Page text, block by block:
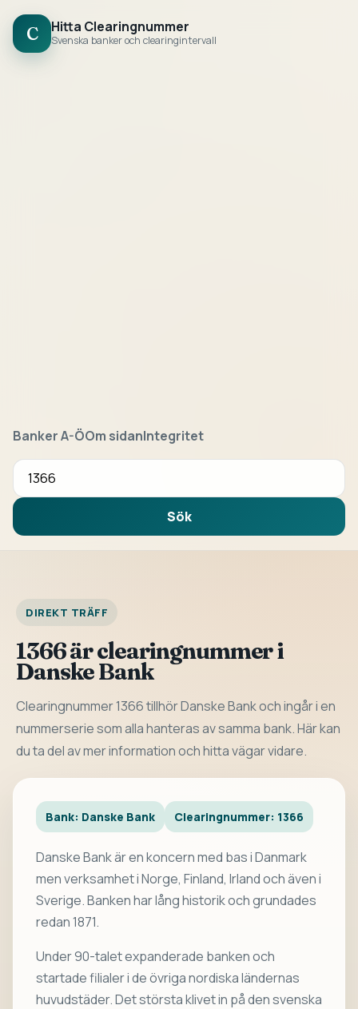
C Hitta Clearingnummer
Svenska banker och clearingintervall
Banker A-ÖOm sidanIntegritet
Sök bank eller clearingnummer
Sök
DIREKT TRÄFF
1366 är clearingnummer i
Danske Bank
Clearingnummer 1366 tillhör Danske Bank och ingår i en
nummerserie som alla hanteras av samma bank. Här kan
du ta del av mer information och hitta vägar vidare.
Bank: Danske Bank Clearingnummer: 1366
Danske Bank är en koncern med bas i Danmark
men verksamhet i Norge, Finland, Irland och även i
Sverige. Banken har lång historik och grundades
redan 1871.
Under 90-talet expanderade banken och
startade filialer i de övriga nordiska ländernas
huvudstäder. Det största klivet in på den svenska